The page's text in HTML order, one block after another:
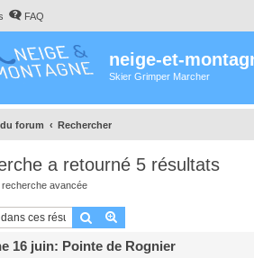
FAQ
neige-et-
Skier Grimper Marcher
forum Rechercher
a retourné 5 résultats
recherche avancée
Rechercher
16 juin: Pointe de Rognier